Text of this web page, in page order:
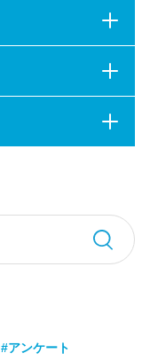
#アンケート